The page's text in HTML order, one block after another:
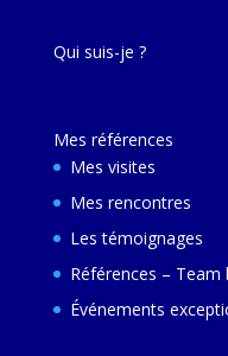
Qui suis-je ?
Mes références
Mes visites
Mes rencontres
Les témoignages
Références – Team
Événements